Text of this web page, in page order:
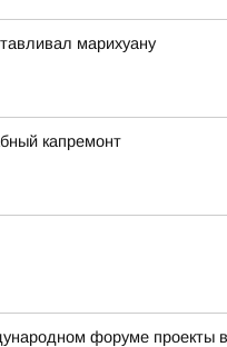
марихуану
капремонт
форуме